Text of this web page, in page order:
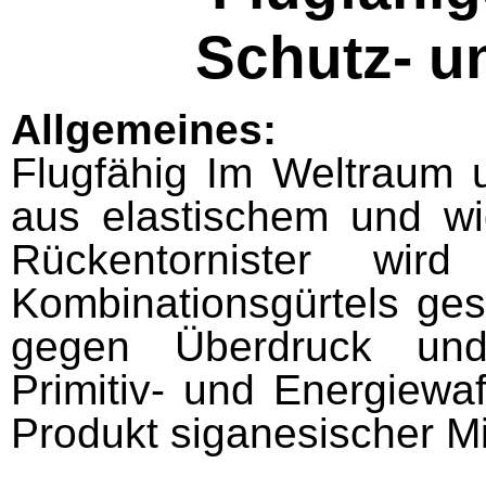
Schutz-
Allgemeines:
Flugfähig Im Weltraum
aus elastischem und
Rücken­tornister
Kombinationsgürtels
gegen Überdruck
Primitiv- und
Produkt siganesischer